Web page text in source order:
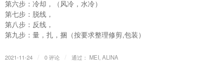
第六步：冷却，（风冷，水冷）
第七步：脱线，
第八步：反线，
第九步：量，扎，捆（按要求整理修剪,包装）
2021-11-24 0 评论 通过： MEI, ALINA